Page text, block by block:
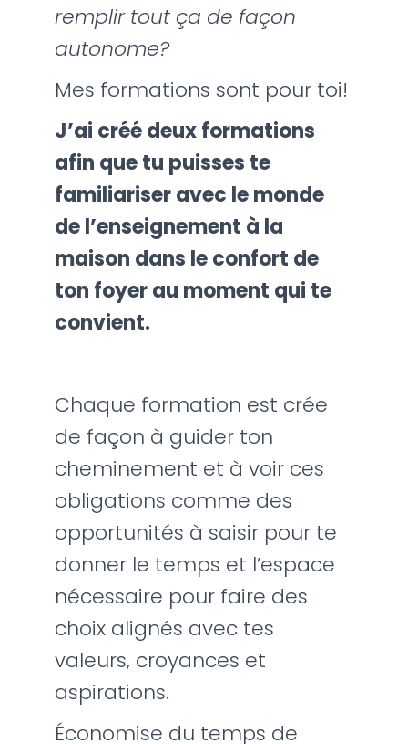
remplir tout ça de façon
autonome?
Mes formations sont pour toi!
J’ai créé deux formations
afin que tu puisses te
familiariser avec le monde
de l’enseignement à la
maison dans le confort de
ton foyer au moment qui te
convient.
Chaque formation est crée
de façon à guider ton
cheminement et à voir ces
obligations comme des
opportunités à saisir pour te
donner le temps et l’espace
nécessaire pour faire des
choix alignés avec tes
valeurs, croyances et
aspirations.
Économise du temps de